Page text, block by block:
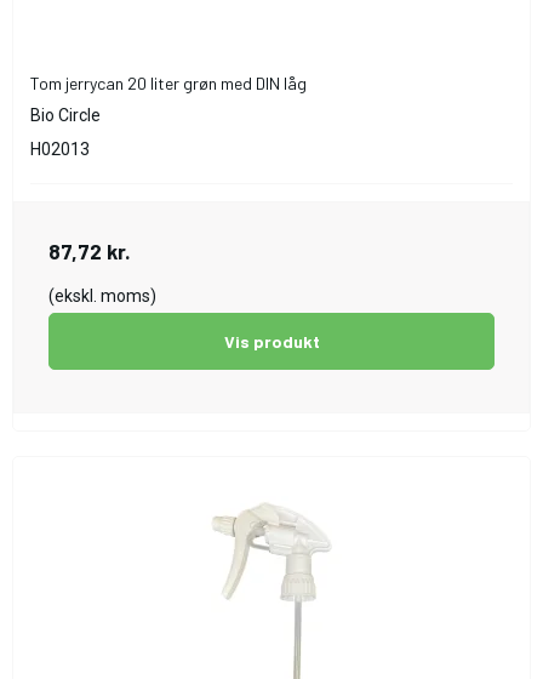
Tom jerrycan 20 liter grøn med DIN låg
Bio Circle
H02013
87,72 kr.
(ekskl. moms)
Vis produkt